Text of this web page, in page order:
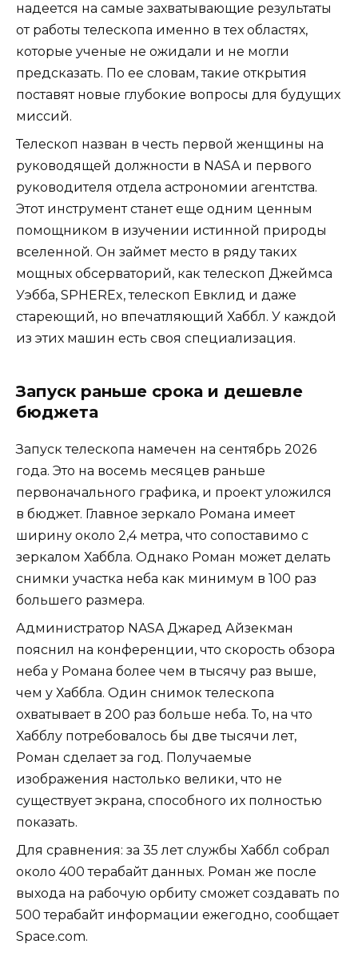
надеется на самые захватывающие результаты
от работы телескопа именно в тех областях,
которые ученые не ожидали и не могли
предсказать. По ее словам, такие открытия
поставят новые глубокие вопросы для будущих
миссий.
Телескоп назван в честь первой женщины на
руководящей должности в NASA и первого
руководителя отдела астрономии агентства.
Этот инструмент станет еще одним ценным
помощником в изучении истинной природы
вселенной. Он займет место в ряду таких
мощных обсерваторий, как телескоп Джеймса
Уэбба, SPHEREx, телескоп Евклид и даже
стареющий, но впечатляющий Хаббл. У каждой
из этих машин есть своя специализация.
Запуск раньше срока и дешевле
бюджета
Запуск телескопа намечен на сентябрь 2026
года. Это на восемь месяцев раньше
первоначального графика, и проект уложился
в бюджет. Главное зеркало Романа имеет
ширину около 2,4 метра, что сопоставимо с
зеркалом Хаббла. Однако Роман может делать
снимки участка неба как минимум в 100 раз
большего размера.
Администратор NASA Джаред Айзекман
пояснил на конференции, что скорость обзора
неба у Романа более чем в тысячу раз выше,
чем у Хаббла. Один снимок телескопа
охватывает в 200 раз больше неба. То, на что
Хабблу потребовалось бы две тысячи лет,
Роман сделает за год. Получаемые
изображения настолько велики, что не
существует экрана, способного их полностью
показать.
Для сравнения: за 35 лет службы Хаббл собрал
около 400 терабайт данных. Роман же после
выхода на рабочую орбиту сможет создавать по
500 терабайт информации ежегодно, сообщает
Space.com.